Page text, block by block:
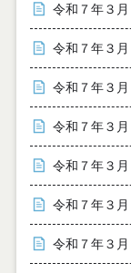
令和７年３
令和７年３
令和７年３
令和７年３
令和７年３
令和７年３
令和７年３